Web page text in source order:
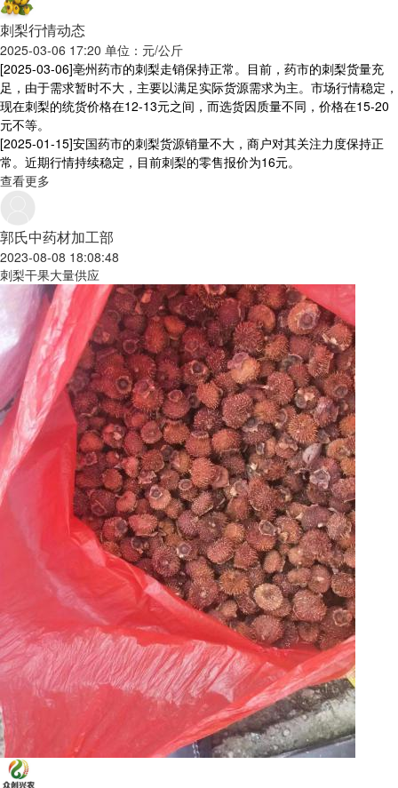
刺梨行情动态
2025-03-06 17:20 单位：元/公斤
[2025-03-06]亳州药市的刺梨走销保持正常。目前，药市的刺梨货量充
足，由于需求暂时不大，主要以满足实际货源需求为主。市场行情稳定，
现在刺梨的统货价格在12-13元之间，而选货因质量不同，价格在15-20
元不等。
[2025-01-15]安国药市的刺梨货源销量不大，商户对其关注力度保持正
常。近期行情持续稳定，目前刺梨的零售报价为16元。
查看更多
郭氏中药材加工部
2023-08-08 18:08:48
刺梨干果大量供应